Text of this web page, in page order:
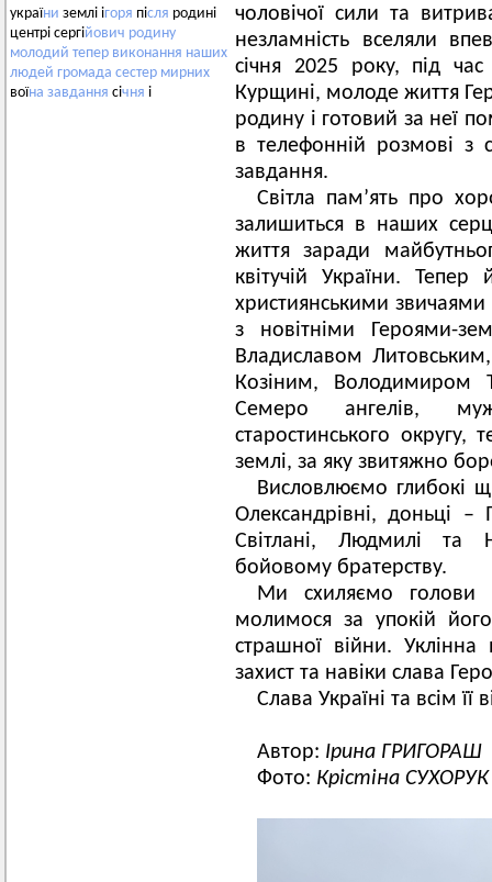
україни землі ігоря після родині
центрі сергійович родину
молодий тепер виконання наших
людей громада сестер мирних
воїна завдання січня і
чоловічої сили та
незламність вселяли
січня 2025 року, під
Курщині, молоде життя
родину і готовий за неї
в телефонній розмові
завдання.
Світла пам’ять про
залишиться в наших
життя заради
квітучій України.
християнськими звичаями
з новітніми Героями-
Владиславом
Козіним, Володимиром
Семеро ангелів,
старостинського
землі, за яку звитяжно
Висловлюємо глибокі
Олександрівні, доньці –
Світлані, Людмилі та
бойовому братерству.
Ми схиляємо голови
молимося за упокій
страшної війни. Уклінна
захист та навіки слава
Слава Україні та всім
Автор: Ірина ГРИГОРАШ
Фото: Крістіна